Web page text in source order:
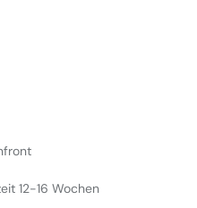
12-16 Wochen